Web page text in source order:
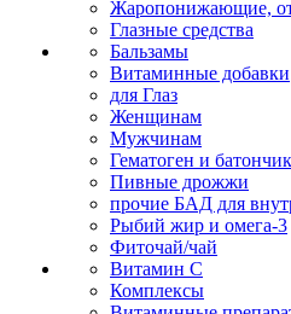
Жаропонижающие,
Глазные средства
Бальзамы
Витаминные добавки
для Глаз
Женщинам
Мужчинам
Гематоген и
Пивные дрожжи
прочие БАД для
Рыбий жир и омега-3
Фиточай/чай
Витамин С
Комплексы